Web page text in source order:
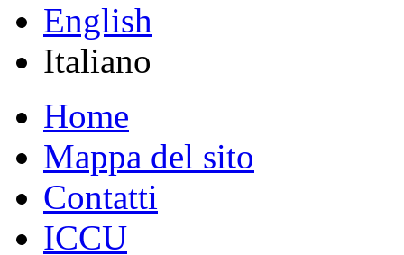
English
Italiano
Home
Mappa del sito
Contatti
ICCU